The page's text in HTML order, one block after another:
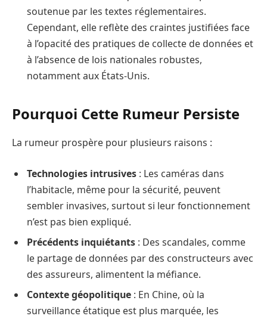
soutenue par les textes réglementaires.
Cependant, elle reflète des craintes justifiées face
à l’opacité des pratiques de collecte de données et
à l’absence de lois nationales robustes,
notamment aux États-Unis.
Pourquoi Cette Rumeur Persiste
La rumeur prospère pour plusieurs raisons :
Technologies intrusives : Les caméras dans
l’habitacle, même pour la sécurité, peuvent
sembler invasives, surtout si leur fonctionnement
n’est pas bien expliqué.
Précédents inquiétants : Des scandales, comme
le partage de données par des constructeurs avec
des assureurs, alimentent la méfiance.
Contexte géopolitique : En Chine, où la
surveillance étatique est plus marquée, les